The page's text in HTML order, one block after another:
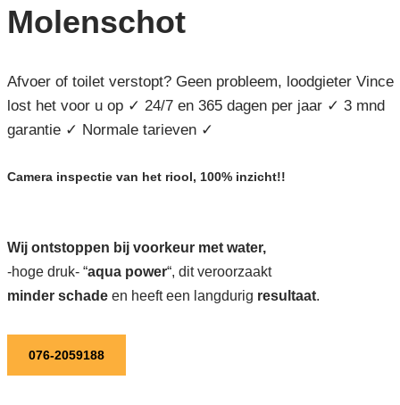
Molenschot
Afvoer of toilet verstopt? Geen probleem, loodgieter Vince
lost het voor u op ✓ 24/7 en 365 dagen per jaar ✓ 3 mnd
garantie ✓ Normale tarieven ✓
Camera inspectie van het riool, 100% inzicht!!
Wij ontstoppen bij voorkeur met water,
-hoge druk- “aqua power“, dit veroorzaakt
minder schadeen heeft een langdurig resultaat.
076-2059188